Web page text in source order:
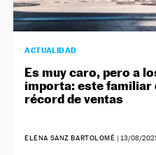
ACTUALIDAD
Es muy caro, pero a
importa: este familiar
récord de ventas
ELENA SANZ BARTOLOMÉ | 13/08/